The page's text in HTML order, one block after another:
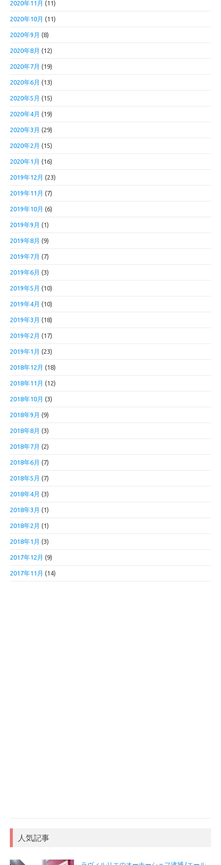
2020年11月 (11)
2020年10月 (11)
2020年9月 (8)
2020年8月 (12)
2020年7月 (19)
2020年6月 (13)
2020年5月 (15)
2020年4月 (19)
2020年3月 (29)
2020年2月 (15)
2020年1月 (16)
2019年12月 (23)
2019年11月 (7)
2019年10月 (6)
2019年9月 (1)
2019年8月 (9)
2019年7月 (7)
2019年6月 (3)
2019年5月 (10)
2019年4月 (10)
2019年3月 (18)
2019年2月 (17)
2019年1月 (23)
2018年12月 (18)
2018年11月 (12)
2018年10月 (3)
2018年9月 (9)
2018年8月 (3)
2018年7月 (2)
2018年6月 (7)
2018年5月 (7)
2018年4月 (3)
2018年3月 (1)
2018年2月 (1)
2018年1月 (3)
2017年12月 (9)
2017年11月 (14)
人気記事